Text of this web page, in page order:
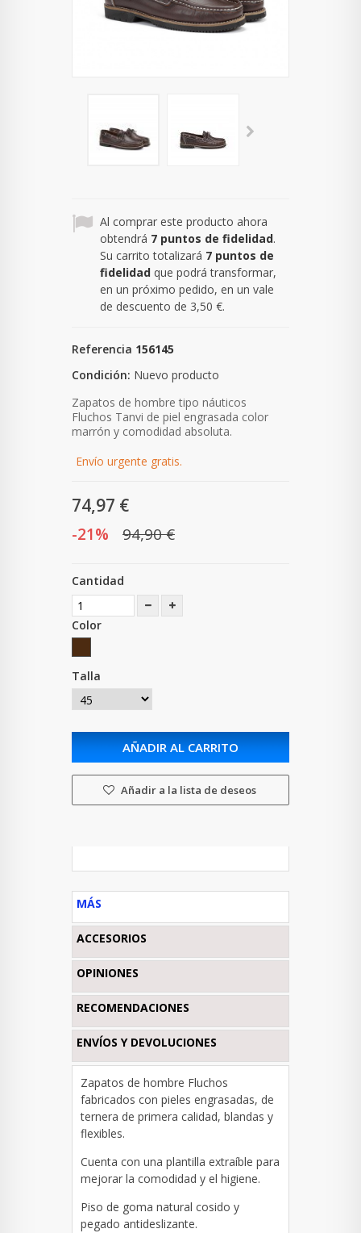
Al comprar este producto ahora
obtendrá 7 puntos de fidelidad.
Su carrito totalizará 7 puntos de
fidelidad que podrá transformar,
en un próximo pedido, en un vale
de descuento de 3,50 €.
Referencia 156145
Condición: Nuevo producto
Zapatos de hombre tipo náuticos
Fluchos Tanvi de piel engrasada color
marrón y comodidad absoluta.
Envío urgente gratis.
74,97 €
-21% 94,90 €
Cantidad
Color
Talla
AÑADIR AL CARRITO
Añadir a la lista de deseos
MÁS
ACCESORIOS
OPINIONES
RECOMENDACIONES
ENVÍOS Y DEVOLUCIONES
Zapatos de hombre Fluchos
fabricados con pieles engrasadas, de
ternera de primera calidad, blandas y
flexibles.
Cuenta con una plantilla extraíble para
mejorar la comodidad y el higiene.
Piso de goma natural cosido y
pegado antideslizante.